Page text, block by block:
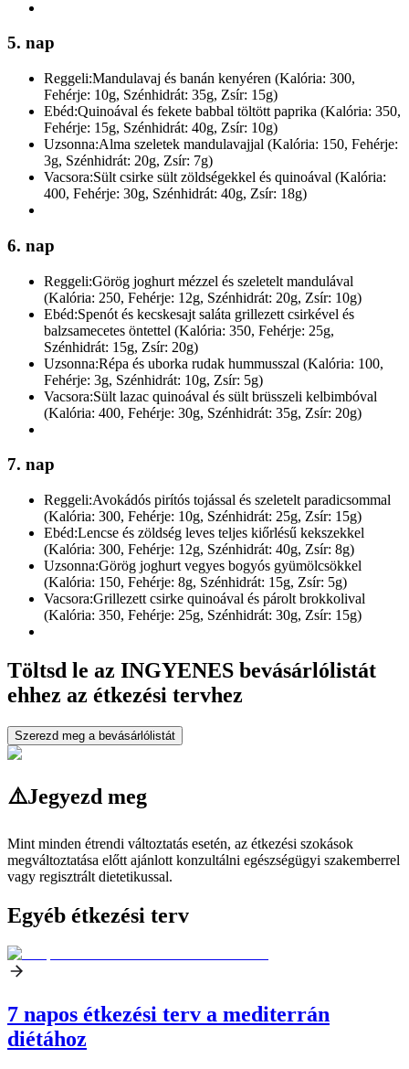
5. nap
Reggeli:Mandulavaj és banán kenyéren (Kalória: 300,
Fehérje: 10g, Szénhidrát: 35g, Zsír: 15g)
Ebéd:Quinoával és fekete babbal töltött paprika (Kalória: 350,
Fehérje: 15g, Szénhidrát: 40g, Zsír: 10g)
Uzsonna:Alma szeletek mandulavajjal (Kalória: 150, Fehérje:
3g, Szénhidrát: 20g, Zsír: 7g)
Vacsora:Sült csirke sült zöldségekkel és quinoával (Kalória:
400, Fehérje: 30g, Szénhidrát: 40g, Zsír: 18g)
6. nap
Reggeli:Görög joghurt mézzel és szeletelt mandulával
(Kalória: 250, Fehérje: 12g, Szénhidrát: 20g, Zsír: 10g)
Ebéd:Spenót és kecskesajt saláta grillezett csirkével és
balzsamecetes öntettel (Kalória: 350, Fehérje: 25g,
Szénhidrát: 15g, Zsír: 20g)
Uzsonna:Répa és uborka rudak hummusszal (Kalória: 100,
Fehérje: 3g, Szénhidrát: 10g, Zsír: 5g)
Vacsora:Sült lazac quinoával és sült brüsszeli kelbimbóval
(Kalória: 400, Fehérje: 30g, Szénhidrát: 35g, Zsír: 20g)
7. nap
Reggeli:Avokádós pirítós tojással és szeletelt paradicsommal
(Kalória: 300, Fehérje: 10g, Szénhidrát: 25g, Zsír: 15g)
Ebéd:Lencse és zöldség leves teljes kiőrlésű kekszekkel
(Kalória: 300, Fehérje: 12g, Szénhidrát: 40g, Zsír: 8g)
Uzsonna:Görög joghurt vegyes bogyós gyümölcsökkel
(Kalória: 150, Fehérje: 8g, Szénhidrát: 15g, Zsír: 5g)
Vacsora:Grillezett csirke quinoával és párolt brokkolival
(Kalória: 350, Fehérje: 25g, Szénhidrát: 30g, Zsír: 15g)
Töltsd le az INGYENES bevásárlólistát
ehhez az étkezési tervhez
Szerezd meg a bevásárlólistát
⚠️Jegyezd meg
Mint minden étrendi változtatás esetén, az étkezési szokások
megváltoztatása előtt ajánlott konzultálni egészségügyi szakemberrel
vagy regisztrált dietetikussal.
Egyéb étkezési terv
7 napos étkezési terv a mediterrán
diétához